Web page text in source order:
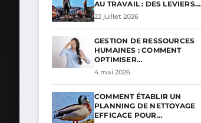
AU TRAVAIL : DES LEVIERS…
22 juillet 2026
GESTION DE RESSOURCES
HUMAINES : COMMENT
OPTIMISER…
4 mai 2026
COMMENT ÉTABLIR UN
PLANNING DE NETTOYAGE
EFFICACE POUR…